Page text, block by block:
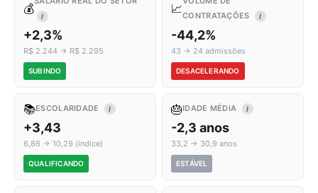
💰
I
+2,3%
R$ 2.244 → R$ 2.295
SUBINDO
📈CONTRATAÇÕES
I
-44,2%
43 → 24 admissões
DESACELERANDO
📚ESCOLARIDADE I
+3,43
6,86 → 10,29 (índice)
QUALIFICANDO
🎂IDADE MÉDIA I
-2,3 anos
33,2 → 30,9 anos
ESTÁVEL